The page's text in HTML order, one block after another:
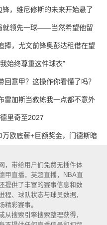
，维尼修斯的未来开始悬了
就领先一球——当然希望他留
捧，尤文前锋奥彭达租借在望
始终尊重这件球衣”
意甲？这操作你看懂了吗？
雷加斯当教练我一点都不意外
里奇至2027
欧底薪+巨额奖金，门德斯暗
，带给用户们免费无插件体
甲直播，英超直播，NBA直
提供了丰富的赛事信息和数
程、球队状态与球员数据，
精彩赛事。
从搜索引擎搜索整理获得，